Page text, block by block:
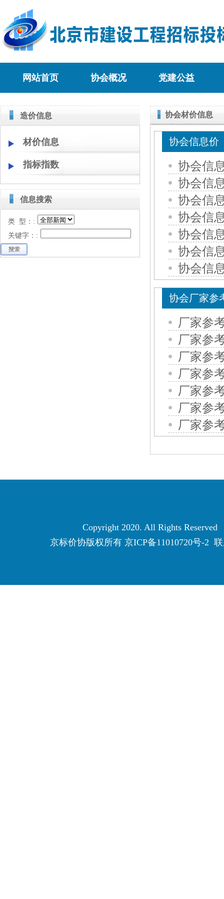
网站首页 协会概况 党建公益
造价信息
材价信息
指标指数
信息搜索
类 型：:
关键字：:
协会材价信息
协会信息价
协会信
协会信
协会信
协会信
协会信
协会信
协会信
协会厂家参
厂家参
厂家参
厂家参
厂家参
厂家参
厂家参
厂家参
Copyright 2020. All Rights Reserved
京标价协版权所有 京ICP备11010720号-2